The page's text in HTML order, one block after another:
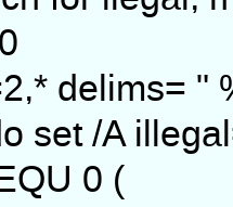
delims= "
set /A
0 (